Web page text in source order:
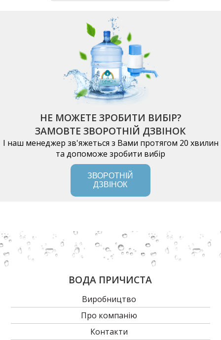
НЕ МОЖЕТЕ ЗРОБИТИ ВИБІР?
ЗАМОВТЕ ЗВОРОТНІЙ ДЗВІНОК
І наш менеджер зв'яжеться з Вами протягом 20 хвилин
та допоможе зробити вибір
ЗВОРОТНІЙ
ДЗВІНОК
ВОДА ПРИЧИСТА
Виробництво
Про компанію
Контакти